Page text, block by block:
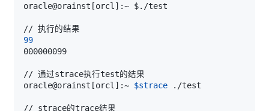
oracle@orainst [orcl ]
99
oracle@orainst [orcl ] :~ $strace